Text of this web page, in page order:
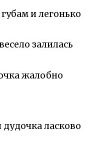
и легонько
залилась
жалобно
ласково